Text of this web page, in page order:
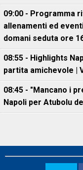
09:00 - Programma
allenamenti ed
domani seduta ore
08:55 - Highlights
partita amichevole |
08:45 - "Mancano i
Napoli per Atubolu